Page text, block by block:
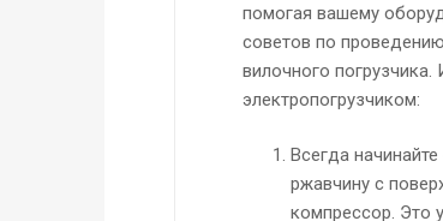
помогая вашему
советов по
вилочного
электропогрузчиком:
Всегда
ржавчину с
компрессор. Это